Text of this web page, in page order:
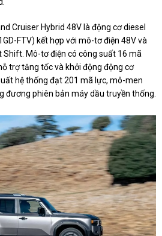
Cruiser Hybrid 48V là động cơ diesel
FTV) kết hợp với mô-tơ điện 48V và
Shift. Mô-tơ điện có công suất 16 mã
trợ tăng tốc và khởi động động cơ
hệ thống đạt 201 mã lực, mô-men
đương phiên bản máy dầu truyền thống.